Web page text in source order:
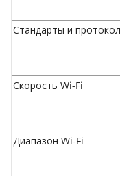
Стандарты и
Скорость Wi-Fi
Диапазон Wi-Fi